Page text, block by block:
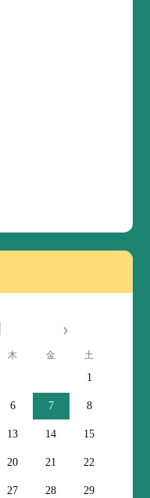
木 金 土
1
6 7 8
13 14 15
20 21 22
27 28 29